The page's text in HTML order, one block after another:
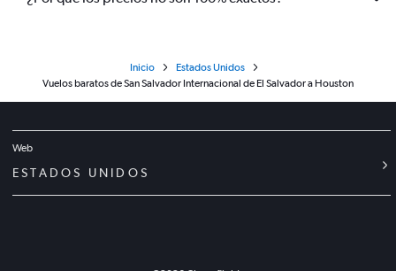
Inicio
Estados Unidos
Vuelos baratos de San Salvador Internacional de El Salvador a Houston
Web
ESTADOS UNIDOS